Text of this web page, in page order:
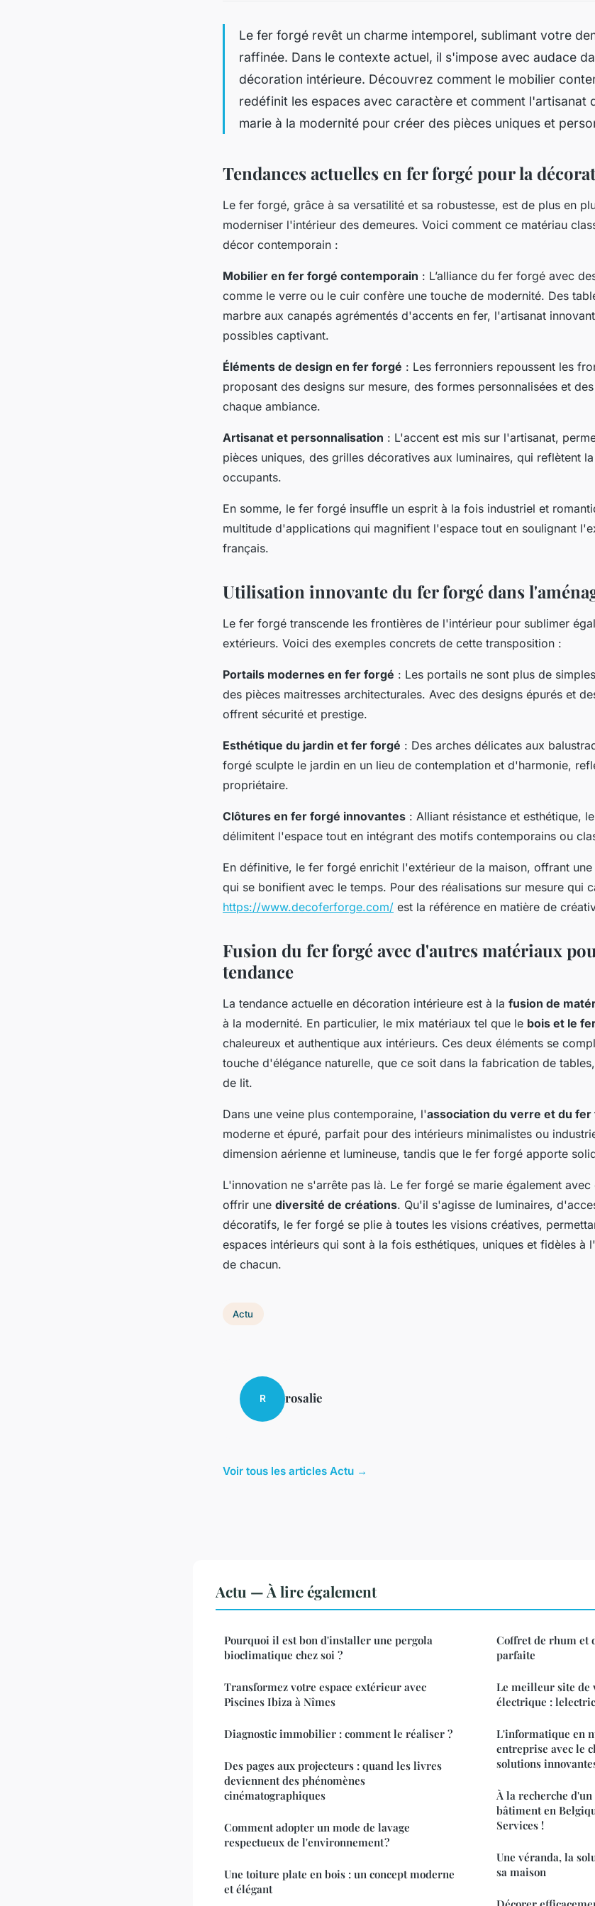
Le fer forgé revêt un charme intemporel, sublimant votre
raffinée. Dans le contexte actuel, il s'impose avec audace
décoration intérieure. Découvrez comment le mobilier
redéfinit les espaces avec caractère et comment l'artisanat
marie à la modernité pour créer des pièces uniques et
Tendances actuelles en fer forgé pour la
Le fer forgé, grâce à sa versatilité et sa robustesse, est de plus en
moderniser l'intérieur des demeures. Voici comment ce matériau
décor contemporain :
Mobilier en fer forgé contemporain : L’alliance du fer forgé avec
comme le verre ou le cuir confère une touche de modernité. Des
marbre aux canapés agrémentés d'accents en fer, l'artisanat
possibles captivant.
Éléments de design en fer forgé : Les ferronniers repoussent les
proposant des designs sur mesure, des formes personnalisées et
chaque ambiance.
Artisanat et personnalisation : L'accent est mis sur l'artisanat,
pièces uniques, des grilles décoratives aux luminaires, qui reflètent
occupants.
En somme, le fer forgé insuffle un esprit à la fois industriel et
multitude d'applications qui magnifient l'espace tout en soulignant
français.
Utilisation innovante du fer forgé dans
Le fer forgé transcende les frontières de l'intérieur pour sublimer
extérieurs. Voici des exemples concrets de cette transposition :
Portails modernes en fer forgé : Les portails ne sont plus de
des pièces maitresses architecturales. Avec des designs épurés et
offrent sécurité et prestige.
Esthétique du jardin et fer forgé : Des arches délicates aux
forgé sculpte le jardin en un lieu de contemplation et d'harmonie,
propriétaire.
Clôtures en fer forgé innovantes : Alliant résistance et esthétique,
délimitent l'espace tout en intégrant des motifs contemporains ou
En définitive, le fer forgé enrichit l'extérieur de la maison, offrant
qui se bonifient avec le temps. Pour des réalisations sur mesure qui
https://www.decoferforge.com/ est la référence en matière de
Fusion du fer forgé avec d'autres matériaux
tendance
La tendance actuelle en décoration intérieure est à la fusion de
à la modernité. En particulier, le mix matériaux tel que le bois et le
chaleureux et authentique aux intérieurs. Ces deux éléments se
touche d'élégance naturelle, que ce soit dans la fabrication de
de lit.
Dans une veine plus contemporaine, l'association du verre et du fer
moderne et épuré, parfait pour des intérieurs minimalistes ou
dimension aérienne et lumineuse, tandis que le fer forgé apporte
L'innovation ne s'arrête pas là. Le fer forgé se marie également
offrir une diversité de créations. Qu'il s'agisse de luminaires,
décoratifs, le fer forgé se plie à toutes les visions créatives,
espaces intérieurs qui sont à la fois esthétiques, uniques et fidèles à
de chacun.
Actu
R rosalie
Voir tous les articles Actu →
Actu — À lire également
Pourquoi il est bon d'installer une pergola
bioclimatique chez soi ?
Transformez votre espace extérieur avec
Piscines Ibiza à Nîmes
Diagnostic immobilier : comment le réaliser ?
Des pages aux projecteurs : quand les livres
deviennent des phénomènes
cinématographiques
Comment adopter un mode de lavage
respectueux de l'environnement ?
Une toiture plate en bois : un concept moderne
et élégant
Coffret de rhum et
parfaite
Le meilleur site de
électrique :
L'informatique en
entreprise avec le
solutions
À la recherche
bâtiment en
Services !
Une véranda, la
sa maison